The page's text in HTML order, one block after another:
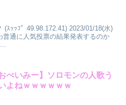
(ｽｯｯﾌﾟ 49.98.172.41) 2023/01/18(水)
通に人気投票の結果発表するのか
おべいみー】ソロモンの人歌う
よねｗｗｗｗｗｗ